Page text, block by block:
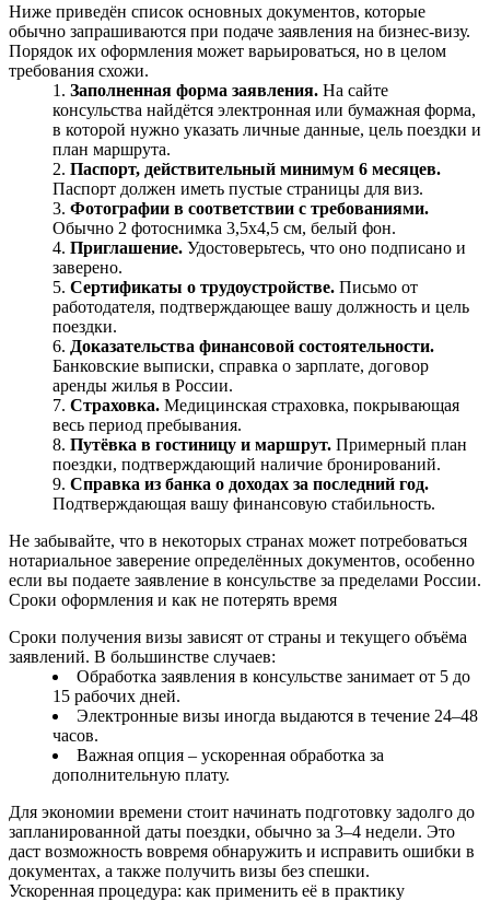
Ниже приведён список основных документов, которые
обычно запрашиваются при подаче заявления на бизнес‑визу.
Порядок их оформления может варьироваться, но в целом
требования схожи.
Заполненная форма заявления. На сайте
консульства найдётся электронная или бумажная форма,
в которой нужно указать личные данные, цель поездки и
план маршрута.
Паспорт, действительный минимум 6 месяцев.
Паспорт должен иметь пустые страницы для виз.
Фотографии в соответствии с требованиями.
Обычно 2 фотоснимка 3,5x4,5 см, белый фон.
Приглашение. Удостоверьтесь, что оно подписано и
заверено.
Сертификаты о трудоустройстве. Письмо от
работодателя, подтверждающее вашу должность и цель
поездки.
Доказательства финансовой состоятельности.
Банковские выписки, справка о зарплате, договор
аренды жилья в России.
Страховка. Медицинская страховка, покрывающая
весь период пребывания.
Путёвка в гостиницу и маршрут. Примерный план
поездки, подтверждающий наличие бронирований.
Справка из банка о доходах за последний год.
Подтверждающая вашу финансовую стабильность.
Не забывайте, что в некоторых странах может потребоваться
нотариальное заверение определённых документов, особенно
если вы подаете заявление в консульстве за пределами России.
Сроки оформления и как не потерять время
Сроки получения визы зависят от страны и текущего объёма
заявлений. В большинстве случаев:
Обработка заявления в консульстве занимает от 5 до
15 рабочих дней.
Электронные визы иногда выдаются в течение 24–48
часов.
Важная опция – ускоренная обработка за
дополнительную плату.
Для экономии времени стоит начинать подготовку задолго до
запланированной даты поездки, обычно за 3–4 недели. Это
даст возможность вовремя обнаружить и исправить ошибки в
документах, а также получить визы без спешки.
Ускоренная процедура: как применить её в практику